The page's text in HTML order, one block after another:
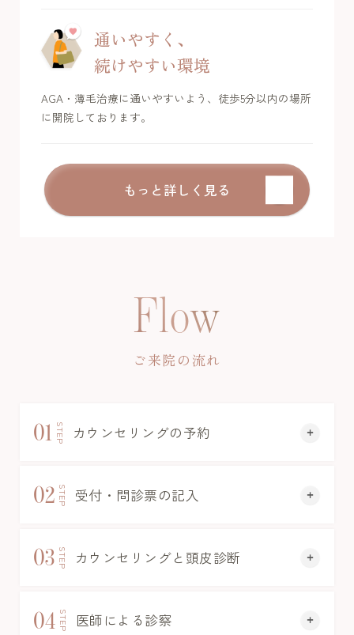
通いやすく、
続けやすい環境
AGA・薄毛治療に通いやすいよう、徒歩5分以内の場所
に開院しております。
もっと詳しく見る
Flow
ご来院の流れ
01 STEP カウンセリングの予約
02 STEP 受付・問診票の記入
03 STEP カウンセリングと頭皮診断
04 STEP 医師による診察